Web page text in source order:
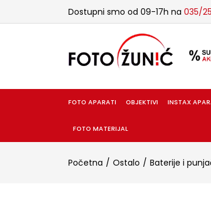
Dostupni smo od 09-17h na 035/
FOTO APARATI OBJEKTIVI INSTAX
FOTO MATERIJAL
Početna Ostalo Baterije i